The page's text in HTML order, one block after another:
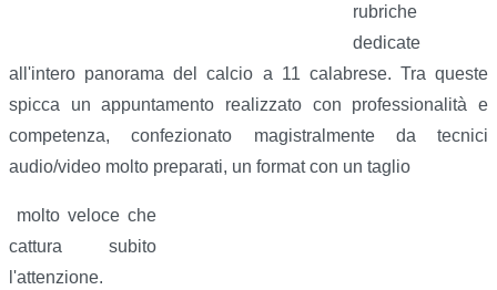
rubriche
dedicate
all'intero panorama del calcio a 11 calabrese. Tra queste
spicca un appuntamento realizzato con professionalità e
competenza, confezionato magistralmente da tecnici
audio/video molto preparati, un format con un taglio
molto veloce che
cattura subito
l'attenzione.